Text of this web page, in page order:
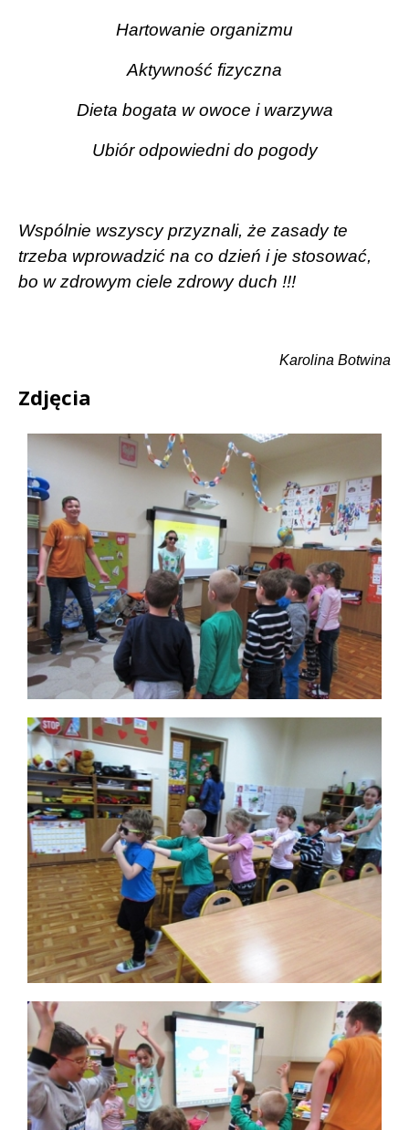
Hartowanie organizmu
Aktywność fizyczna
Dieta bogata w owoce i warzywa
Ubiór odpowiedni do pogody
Wspólnie wszyscy przyznali, że zasady te
trzeba wprowadzić na co dzień i je stosować,
bo w zdrowym ciele zdrowy duch !!!
Karolina Botwina
Zdjęcia